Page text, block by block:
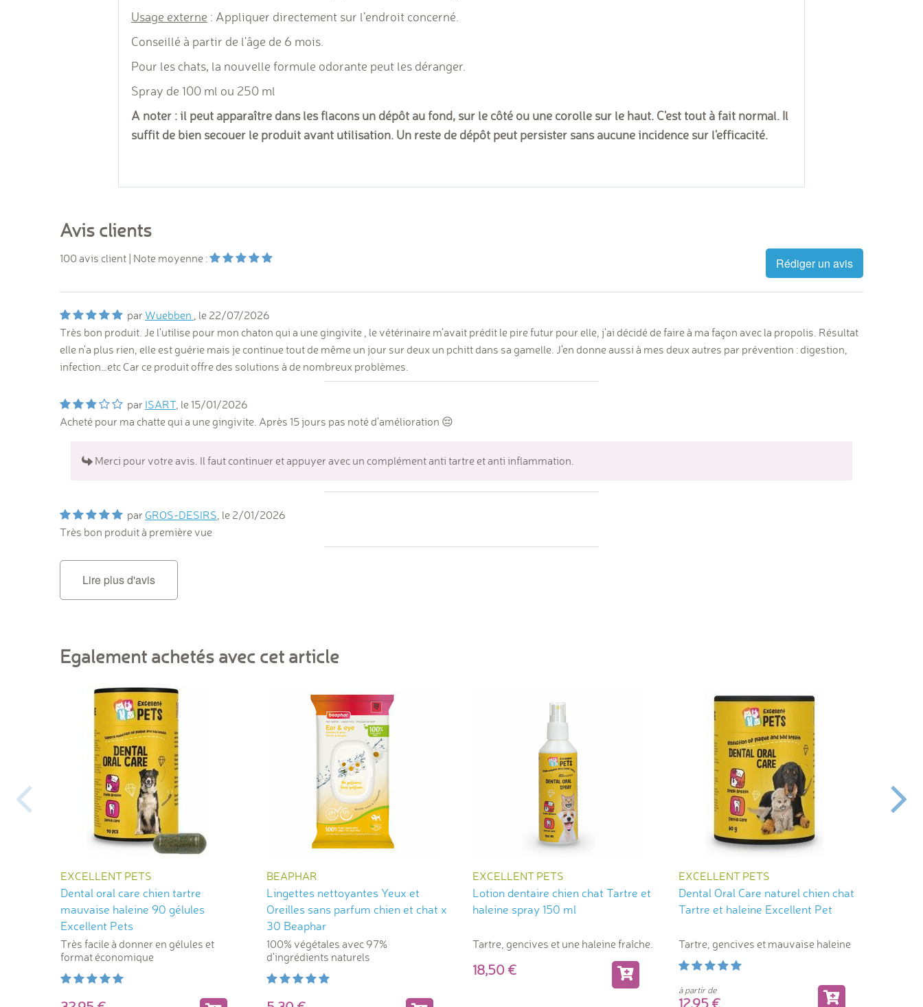
Usage externe : Appliquer directement sur l’endroit concerné.
Conseillé à partir de l'âge de 6 mois.
Pour les chats, la nouvelle formule odorante peut les déranger.
Spray de 100 ml ou 250 ml
A noter : il peut apparaître dans les flacons un dépôt au fond, sur le côté ou une corolle sur le haut. C'est tout à fait normal. Il
suffit de bien secouer le produit avant utilisation. Un reste de dépôt peut persister sans aucune incidence sur l'efficacité.
Avis clients
100 avis client | Note moyenne : Rédiger un avis
par Wuebben , le 22/07/2026
Très bon produit. Je l'utilise pour mon chaton qui a une gingivite , le vétérinaire m'avait prédit le pire futur pour elle, j'ai décidé de faire à ma façon avec la propolis. Résultat
elle n'a plus rien, elle est guérie mais je continue tout de même un jour sur deux un pchitt dans sa gamelle. J'en donne aussi à mes deux autres par prévention : digestion,
infection…etc Car ce produit offre des solutions à de nombreux problèmes.
par ISART, le 15/01/2026
Acheté pour ma chatte qui a une gingivite. Après 15 jours pas noté d'amélioration 😔
Merci pour votre avis. Il faut continuer et appuyer avec un complément anti tartre et anti inflammation.
par GROS-DESIRS , le 2/01/2026
Très bon produit à première vue
Lire plus d'avis
Egalement achetés avec cet article
EXCELLENT PETS
Dental oral care chien tartre
mauvaise haleine 90 gélules
Excellent Pets
Très facile à donner en gélules et
format économique
BEAPHAR
Lingettes nettoyantes Yeux et
Oreilles sans parfum chien et chat x
30 Beaphar
100% végétales avec 97%
d'ingrédients naturels
EXCELLENT PETS
Lotion dentaire chien chat Tartre et
haleine spray 150 ml
Tartre, gencives et une haleine fraîche.
18,50
EXCELLENT PETS
Dental Oral Care naturel chien chat
Tartre et haleine Excellent Pet
Tartre, gencives et mauvaise haleine
à partir de
12,95